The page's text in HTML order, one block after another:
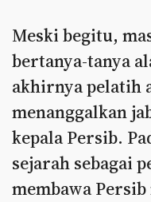
Meski begitu,
bertanya-tanya
akhirnya pelatih
menanggalkan
kepala Persib.
sejarah sebagai
membawa